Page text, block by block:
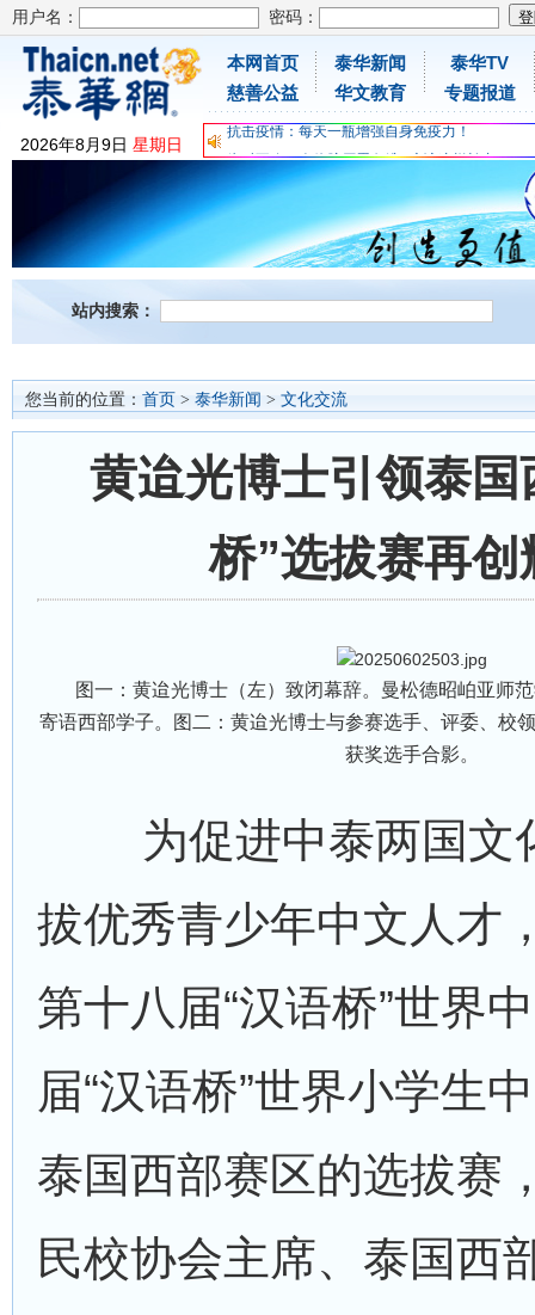
用户名： 密码：
2026年8月9日 星期日
本网首页
慈善公益
泰华新闻
华文教育
泰华TV
专题报道
为时不晚，人体胶原蛋白维C应该这样补充
关爱儿童健康，免费领取日本原装尤妮佳超立体
抗击疫情：每天一瓶增强自身免疫力！
为时不晚，人体胶原蛋白维C应该这样补充
关爱儿童健康，免费领取日本原装尤妮佳超立体
抗击疫情：每天一瓶增强自身免疫力！
站内搜索：
您当前的位置： 首页 > 泰华新闻 > 文化交流
黄迨光博士引领泰国
桥”选拔赛再创
图一：黄迨光博士（左）致闭幕辞。曼松德昭岶亚师范
寄语西部学子。图二：黄迨光博士与参赛选手、评委、校
获奖选手合影。
为促进中泰两国文
拔优秀青少年中文人才
第十八届“汉语桥”世界
届“汉语桥”世界小学生
泰国西部赛区的选拔赛
民校协会主席、泰国西